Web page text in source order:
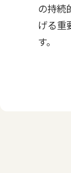
の持続
げる重
す。